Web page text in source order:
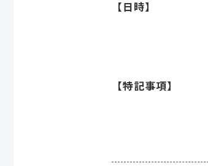
【日時】
【特記事項】